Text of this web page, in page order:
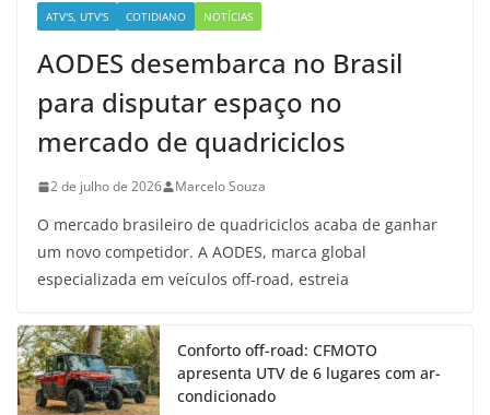
ATV'S, UTV'S COTIDIANO NOTÍCIAS
AODES desembarca no Brasil
para disputar espaço no
mercado de quadriciclos
2 de julho de 2026 Marcelo Souza
O mercado brasileiro de quadriciclos acaba de ganhar
um novo competidor. A AODES, marca global
especializada em veículos off-road, estreia
Conforto off-road: CFMOTO
apresenta UTV de 6 lugares com ar-
condicionado